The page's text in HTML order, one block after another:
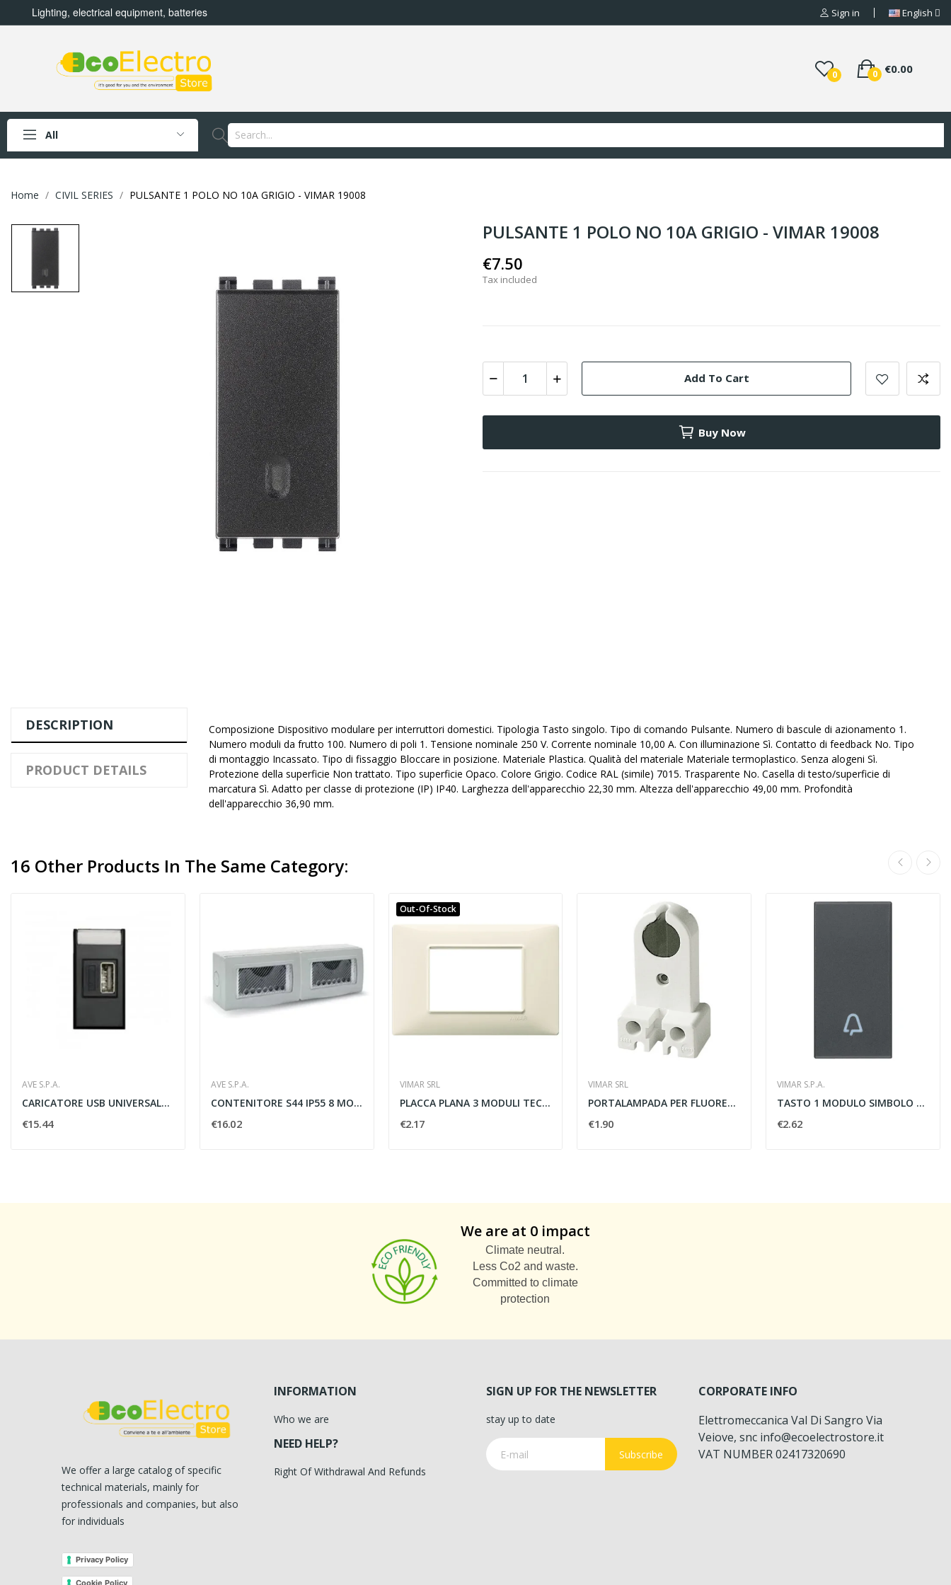
Lighting, electrical equipment, batteries Sign in English
0 €0.00
0
All
Home CIVIL SERIES PULSANTE 1 POLO NO 10A GRIGIO - VIMAR 19008
PULSANTE 1 POLO NO 10A GRIGIO - VIMAR 19008
€7.50
Tax included
Add To Cart
Buy Now
DESCRIPTION
PRODUCT DETAILS
Composizione Dispositivo modulare per interruttori domestici. Tipologia Tasto singolo. Tipo di comando Pulsante. Numero di bascule di azionamento 1.
Numero moduli da frutto 100. Numero di poli 1. Tensione nominale 250 V. Corrente nominale 10,00 A. Con illuminazione Sì. Contatto di feedback No. Tipo
di montaggio Incassato. Tipo di fissaggio Bloccare in posizione. Materiale Plastica. Qualità del materiale Materiale termoplastico. Senza alogeni Sì.
Protezione della superficie Non trattato. Tipo superficie Opaco. Colore Grigio. Codice RAL (simile) 7015. Trasparente No. Casella di testo/superficie di
marcatura Sì. Adatto per classe di protezione (IP) IP40. Larghezza dell'apparecchio 22,30 mm. Altezza dell'apparecchio 49,00 mm. Profondità
dell'apparecchio 36,90 mm.
16 Other Products In The Same Category:
AVE S.P.A.
CARICATORE USB UNIVERSALE 2A 1 MODULO SERIE...
€15.44
AVE S.P.A.
CONTENITORE S44 IP55 8 MODULI RAL 7035 - AVE...
€16.02
Out-Of-Stock
VIMAR SRL
PLACCA PLANA 3 MODULI TECNOPOLIMERO BEIGE -...
€2.17
VIMAR SRL
PORTALAMPADA PER FLUORESCENTI G13 A VITE -...
€1.90
VIMAR S.P.A.
TASTO 1 MODULO SIMBOLO CAMPANELLO GRIGIO -...
€2.62
We are at 0 impact
Climate neutral.
Less Co2 and waste.
Committed to climate
protection
We offer a large catalog of specific
technical materials, mainly for
professionals and companies, but also
for individuals
Privacy Policy
Cookie Policy
INFORMATION
Who we are
NEED HELP?
Right Of Withdrawal And Refunds
SIGN UP FOR THE NEWSLETTER
stay up to date
Subscribe
CORPORATE INFO
Elettromeccanica Val Di Sangro Via
Veiove, snc info@ecoelectrostore.it
VAT NUMBER 02417320690